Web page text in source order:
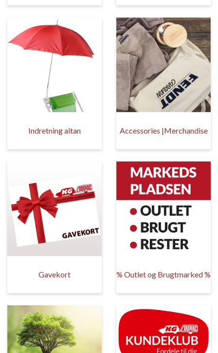
Indretning altan Accessories |Merchandise
Gavekort % Outlet og Brugtmarked %